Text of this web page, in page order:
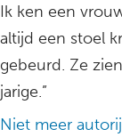
Ik ken een
altijd een stoel
gebeurd. Ze
jarige.”
Niet meer